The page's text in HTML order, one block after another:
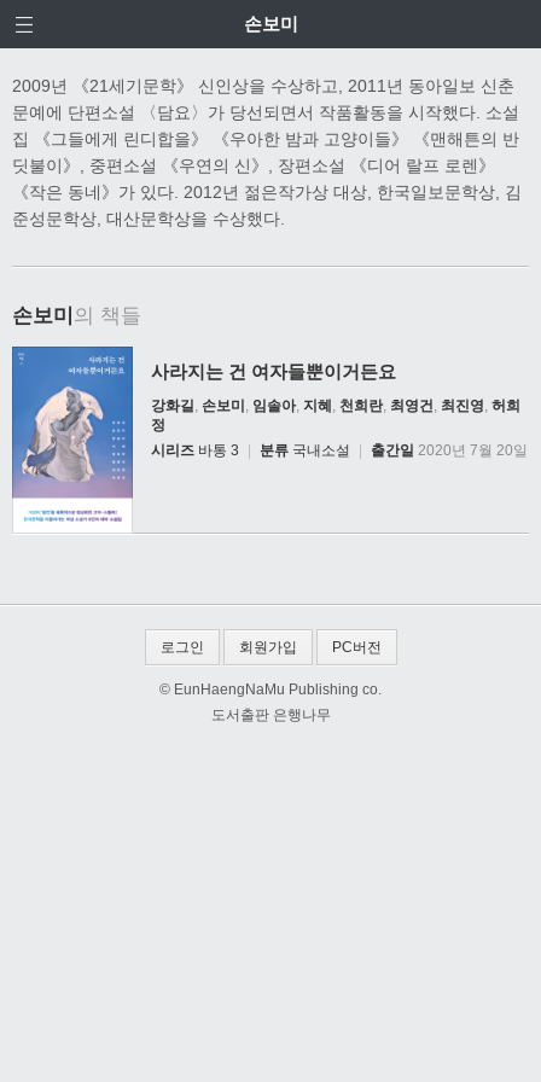
손보미
2009년 《21세기문학》 신인상을 수상하고, 2011년 동아일보 신춘
문예에 단편소설 〈담요〉가 당선되면서 작품활동을 시작했다. 소설
집 《그들에게 린디합을》 《우아한 밤과 고양이들》 《맨해튼의 반
딧불이》, 중편소설 《우연의 신》, 장편소설 《디어 랄프 로렌》
《작은 동네》가 있다. 2012년 젊은작가상 대상, 한국일보문학상, 김
준성문학상, 대산문학상을 수상했다.
손보미 의 책들
사라지는 건 여자들뿐이거든요
강화길, 손보미 , 임솔아, 지혜 , 천희란, 최영건, 최진영, 허희
정
시리즈 바통 3 분류 국내소설 출간일 2020년 7월 20일
로그인 회원가입 PC버전
© EunHaengNaMu Publishing co.
도서출판 은행나무